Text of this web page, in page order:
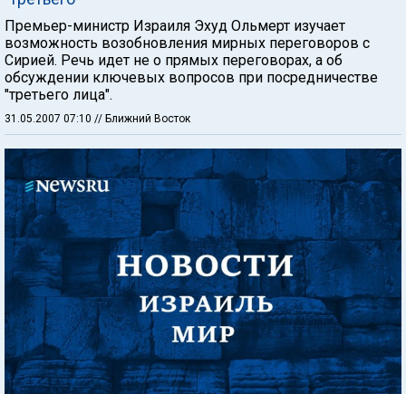
Премьер-министр Израиля Эхуд Ольмерт изучает
возможность возобновления мирных переговоров с
Сирией. Речь идет не о прямых переговорах, а об
обсуждении ключевых вопросов при посредничестве
"третьего лица".
31.05.2007 07:10 // Ближний Восток